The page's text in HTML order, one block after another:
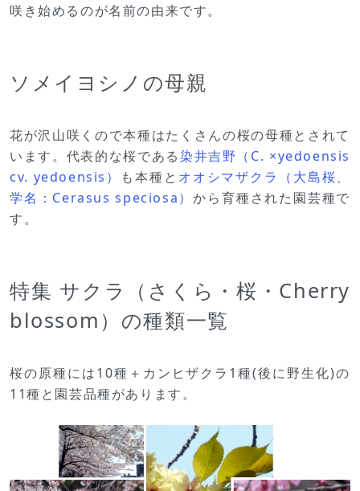
咲き始めるのが名前の由来です。
ソメイヨシノの母親
花が沢山咲くので本種はたくさんの桜の母種とされて
います。代表的な桜である染井吉野（C. ×yedoensis
cv. yedoensis）
も本種と オオシマザクラ（大島桜、
学名：Cerasus speciosa）から育種された園芸種で
す。
特集 サクラ（さくら・桜・Cherry
blossom）の種類一覧
桜の原種には10種＋カンヒザクラ1種(後に野生化)の
11種と園芸品種があります。